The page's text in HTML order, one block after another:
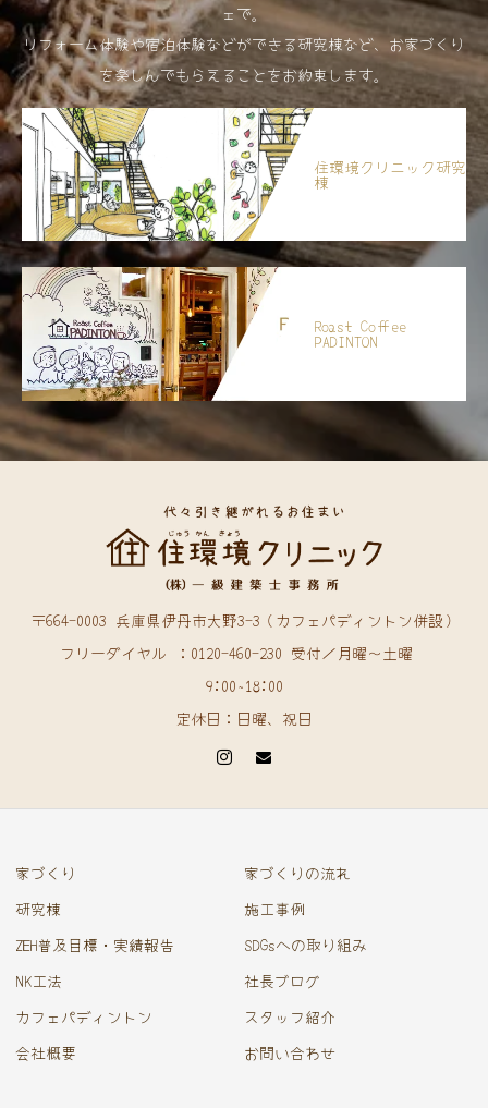
ェで。
リフォーム体験や宿泊体験などができる研究棟など、お家づくり
を楽しんでもらえることをお約束します。
住環境クリニック研究
棟
Roast Coffee
PADINTON
〒664-0003 兵庫県伊丹市大野3-3（カフェパディントン併設）
フリーダイヤル ：0120-460-230 受付／月曜〜土曜
9:00~18:00
定休日：日曜、祝日
家づくり
家づくりの流れ
研究棟
施工事例
ZEH普及目標・実績報告
SDGsへの取り組み
NK工法
社長ブログ
カフェパディントン
スタッフ紹介
会社概要
お問い合わせ